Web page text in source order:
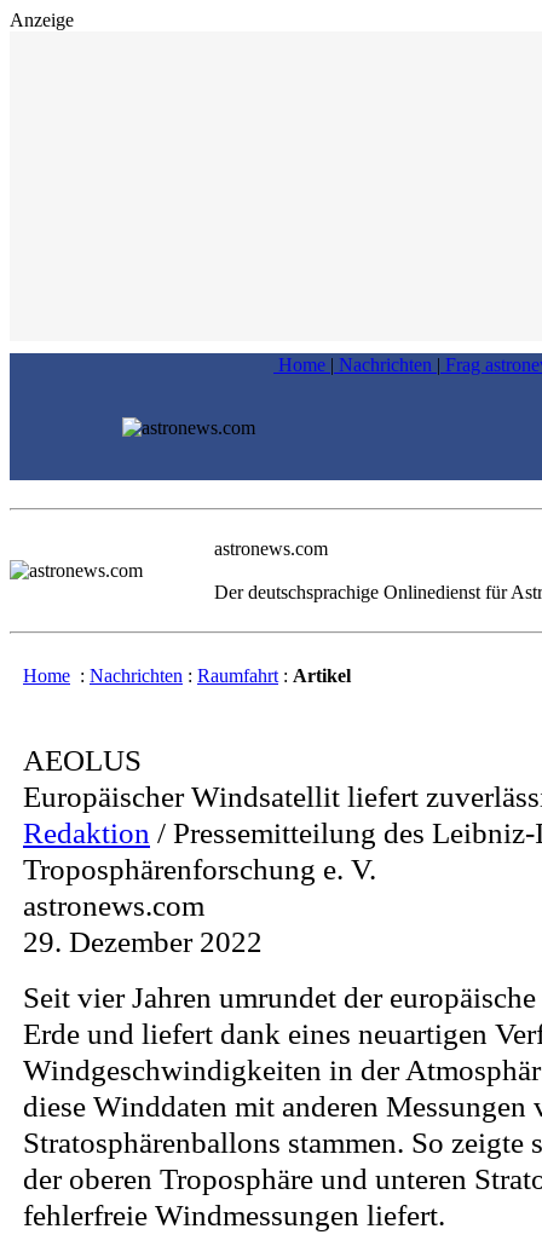
Anzeige
Home | Nachrichten | Frag
astronews.com
Der deutschsprachige Onlinedienst für
Home : Nachrichten : Raumfahrt : Artikel
AEOLUS
Europäischer Windsatellit liefert
Redaktion / Pressemitteilung des
Troposphärenforschung e. V.
astronews.com
29. Dezember 2022
Seit vier Jahren umrundet der
Erde und liefert dank eines neuartigen
Windgeschwindigkeiten in der
diese Winddaten mit anderen
Stratosphärenballons stammen. So zeigte
der oberen Troposphäre und unteren
fehlerfreie Windmessungen liefert.